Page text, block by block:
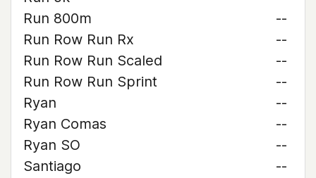
Run 800m
--
Run Row Run Rx
--
Run Row Run Scaled
--
Run Row Run Sprint
--
Ryan
--
Ryan Comas
--
Ryan SO
--
Santiago
--